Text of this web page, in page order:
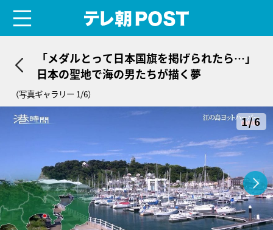
「メダルとって日本国旗を掲げられたら…」
日本の聖地で海の男たちが描く夢
（写真ギャラリー 1/6）
1/6